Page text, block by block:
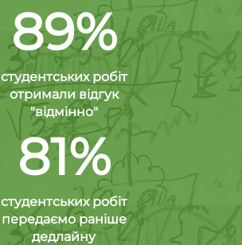
89%
студентських робіт
отримали відгук
"відмінно"
81%
студентських робіт
передаємо раніше
дедлайну